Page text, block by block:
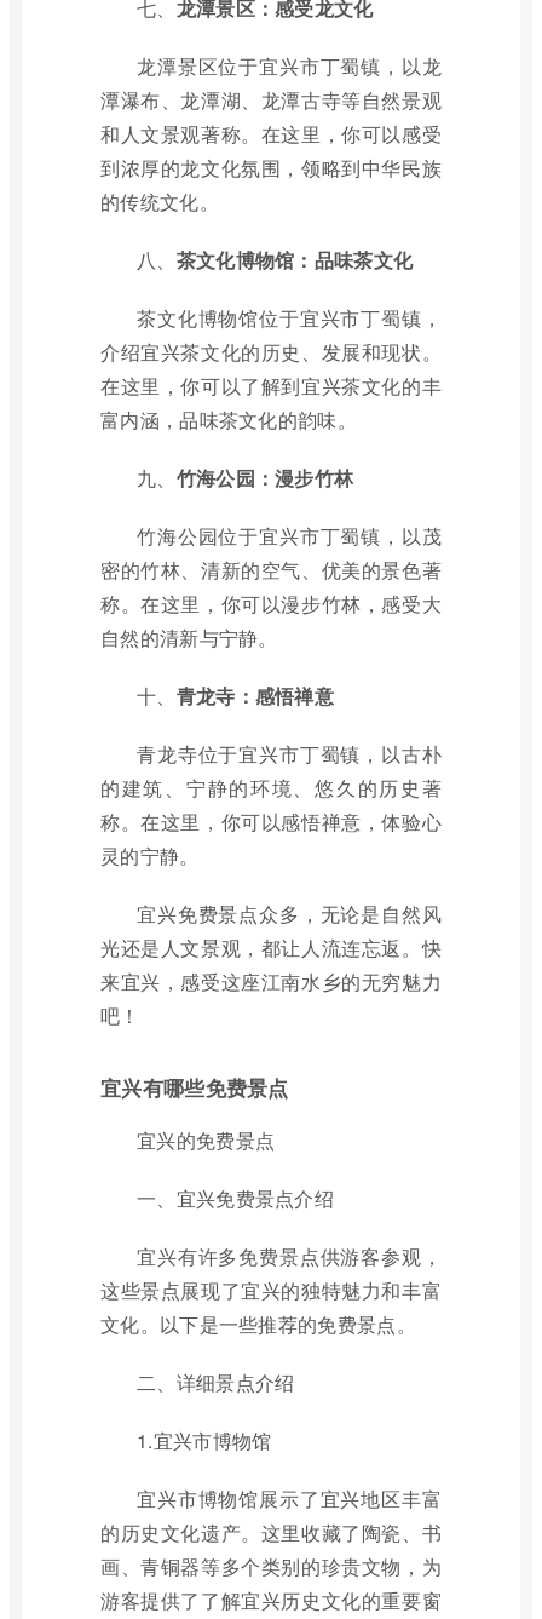
七、 龙潭景区：感受龙文化
龙潭景区位于宜兴市丁蜀镇，以龙
潭瀑布、龙潭湖、龙潭古寺等自然景观
和人文景观著称。在这里，你可以感受
到浓厚的龙文化氛围，领略到中华民族
的传统文化。
八、 茶文化博物馆：品味茶文化
茶文化博物馆位于宜兴市丁蜀镇，
介绍宜兴茶文化的历史、发展和现状。
在这里，你可以了解到宜兴茶文化的丰
富内涵，品味茶文化的韵味。
九、 竹海公园：漫步竹林
竹海公园位于宜兴市丁蜀镇，以茂
密的竹林、清新的空气、优美的景色著
称。在这里，你可以漫步竹林，感受大
自然的清新与宁静。
十、 青龙寺：感悟禅意
青龙寺位于宜兴市丁蜀镇，以古朴
的建筑、宁静的环境、悠久的历史著
称。在这里，你可以感悟禅意，体验心
灵的宁静。
宜兴免费景点众多，无论是自然风
光还是人文景观，都让人流连忘返。快
来宜兴，感受这座江南水乡的无穷魅力
吧！
宜兴有哪些免费景点
宜兴的免费景点
一、宜兴免费景点介绍
宜兴有许多免费景点供游客参观，
这些景点展现了宜兴的独特魅力和丰富
文化。以下是一些推荐的免费景点。
二、详细景点介绍
1.宜兴市博物馆
宜兴市博物馆展示了宜兴地区丰富
的历史文化遗产。这里收藏了陶瓷、书
画、青铜器等多个类别的珍贵文物，为
游客提供了了解宜兴历史文化的重要窗